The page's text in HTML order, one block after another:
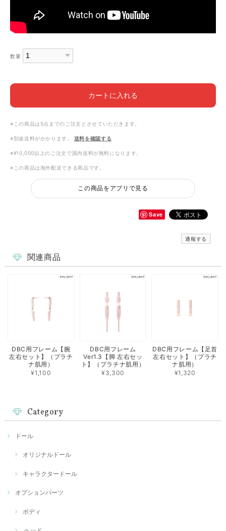
数量
カートに入れる
※この商品は5点までのご注文とさせていただきます。
※別途送料がかかります。 送料を確認する
※¥10,000以上のご注文で国内送料が無料になります。
※この商品は海外配送できる商品です。
この商品をアプリで見る
Save
通報する
関連商品
DBC用フレーム【腕
左右セット】（プラチ
ナ肌用）
¥1,100
DBC用フレーム
Ver1.3【脚 左右セッ
ト】（プラチナ肌用）
¥3,300
DBC用フレーム【足首
左右セット】（プラチ
ナ肌用）
¥1,320
Category
ドール
オリジナルドール
キャラクタードール
オプションパーツ
ボディ